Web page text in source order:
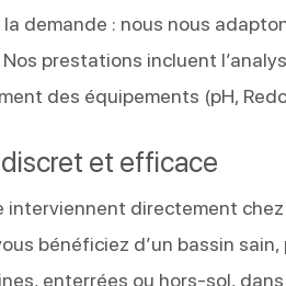
demande : nous nous
prestations incluent
des équipements (pH,
et efficace
interviennent directement
bénéficiez d’un bassin
enterrées ou hors-sol,